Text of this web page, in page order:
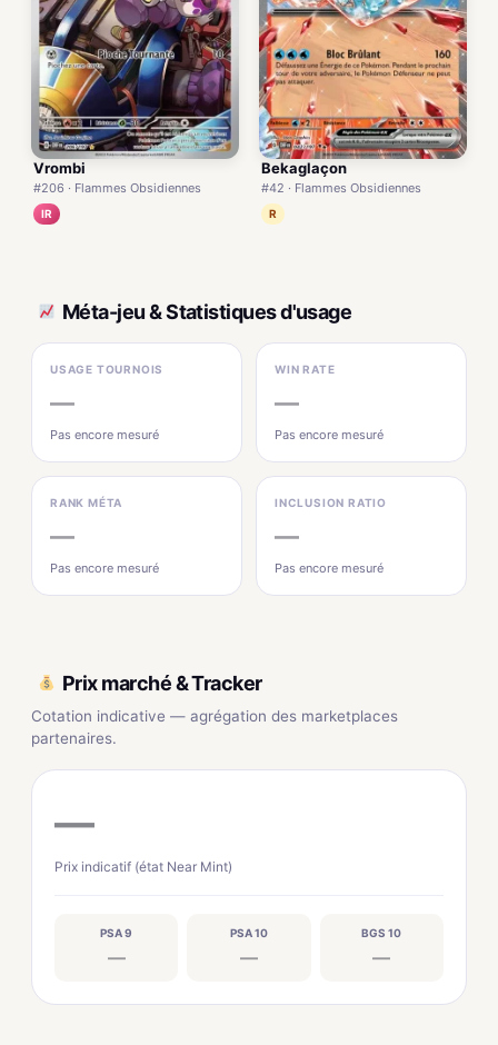
Vrombi
#206 · Flammes Obsidiennes
IR
Bekaglaçon
#42 · Flammes Obsidiennes
R
Méta-jeu & Statistiques d'usage
USAGE TOURNOIS
—
Pas encore mesuré
WIN RATE
—
Pas encore mesuré
RANK MÉTA
—
Pas encore mesuré
INCLUSION RATIO
—
Pas encore mesuré
Prix marché & Tracker
Cotation indicative — agrégation des marketplaces
partenaires.
—
Prix indicatif (état Near Mint)
PSA 9
—
PSA 10
—
BGS 10
—